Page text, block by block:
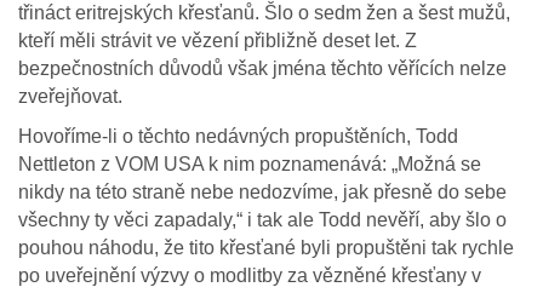
třináct eritrejských křesťanů. Šlo o sedm žen a šest mužů,
kteří měli strávit ve vězení přibližně deset let. Z
bezpečnostních důvodů však jména těchto věřících nelze
zveřejňovat.
Hovoříme-li o těchto nedávných propuštěních, Todd
Nettleton z VOM USA k nim poznamenává: „Možná se
nikdy na této straně nebe nedozvíme, jak přesně do sebe
všechny ty věci zapadaly,“ i tak ale Todd nevěří, aby šlo o
pouhou náhodu, že tito křesťané byli propuštěni tak rychle
po uveřejnění výzvy o modlitby za vězněné křesťany v